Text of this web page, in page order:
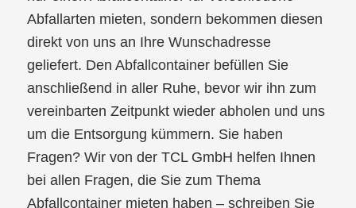
Abfallarten mieten, sondern bekommen diesen
direkt von uns an Ihre Wunschadresse
geliefert. Den Abfallcontainer befüllen Sie
anschließend in aller Ruhe, bevor wir ihn zum
vereinbarten Zeitpunkt wieder abholen und uns
um die Entsorgung kümmern. Sie haben
Fragen? Wir von der TCL GmbH helfen Ihnen
bei allen Fragen, die Sie zum Thema
Abfallcontainer mieten haben – schreiben Sie